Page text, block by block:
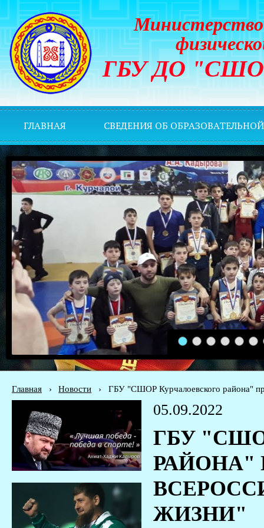
Министерство
ГБУ ДО "СШОР
ГЛАВНАЯ СВЕДЕНИЯ ОБ
1 2 3 4 5 6
Главная › Новости › ГБУ "СШОР Курчалоевского района"
05.09.2022
ГБУ
РАЙОНА"
ЖИЗНИ"